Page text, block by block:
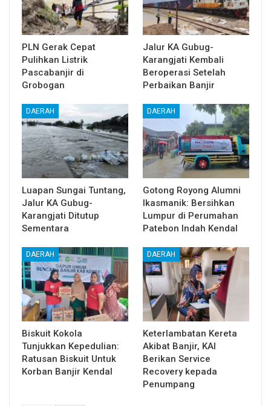
PLN Gerak Cepat
Pulihkan Listrik
Pascabanjir di
Grobogan
Jalur KA Gubug-
Karangjati Kembali
Beroperasi Setelah
Perbaikan Banjir
DAERAH
Luapan Sungai Tuntang,
Jalur KA Gubug-
Karangjati Ditutup
Sementara
DAERAH
Gotong Royong Alumni
Ikasmanik: Bersihkan
Lumpur di Perumahan
Patebon Indah Kendal
DAERAH
Biskuit Kokola
Tunjukkan Kepedulian:
Ratusan Biskuit Untuk
Korban Banjir Kendal
DAERAH
Keterlambatan Kereta
Akibat Banjir, KAI
Berikan Service
Recovery kepada
Penumpang